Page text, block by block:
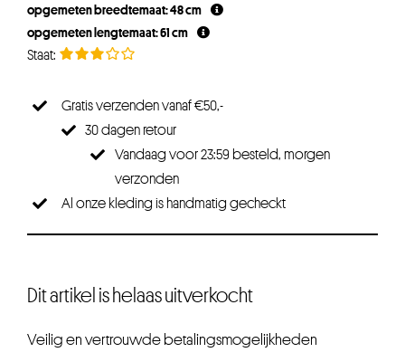
€24,95.
€22,45.
opgemeten breedtemaat: 48 cm
opgemeten lengtemaat: 61 cm
Gratis verzenden vanaf €50,-
30 dagen retour
Vandaag voor 23:59 besteld, morgen
verzonden
Al onze kleding is handmatig gecheckt
Dit artikel is helaas uitverkocht
Veilig en vertrouwde betalingsmogelijkheden